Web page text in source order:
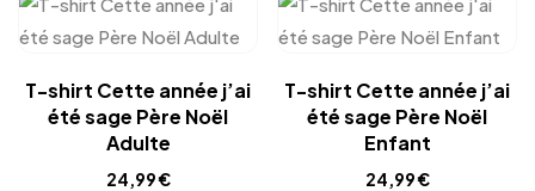
T-shirt Cette année j’ai
été sage Père Noël
Adulte
24,99€
T-shirt Cette année j’ai
été sage Père Noël
Enfant
24,99€